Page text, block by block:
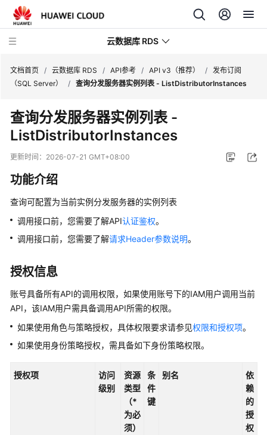
云数据库 RDS
产
品
绍
计
费
明
快
入
门
内
核
绍
文档首页 / 云数据库 RDS / API参考 / API v3（推荐） / 发布订阅
（SQL Server）
/ 查询分发服务器实例列表 - ListDistributorInstances
查询分发服务器实例列表 -
ListDistributorInstances
更新时间： 2026-07-21 GMT+08:00
功能介绍
查询可配置为当前实例分发服务器的实例列表
调用接口前，您需要了解API认证鉴权。
调用接口前，您需要了解请求Header参数说明。
授权信息
账号具备所有API的调用权限，如果使用账号下的IAM用户调用当前
API，该IAM用户需具备调用API所需的权限。
如果使用角色与策略授权，具体权限要求请参见权限和授权项。
如果使用身份策略授权，需具备如下身份策略权限。
授权项
访问
级别
资源
类型
（*
为必
须）
条
件
键
别名
依
赖
的
授
权